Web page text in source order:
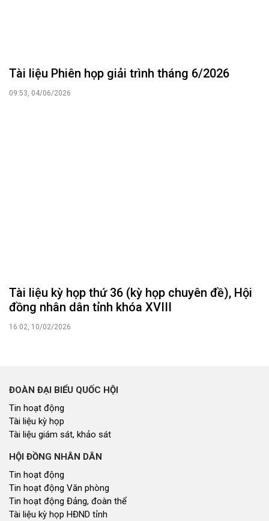
Tài liệu Phiên họp giải trình tháng 6/2026
09:53, 04/06/2026
Tài liệu kỳ họp thứ 36 (kỳ họp chuyên đề), Hội
đồng nhân dân tỉnh khóa XVIII
16:02, 10/02/2026
ĐOÀN ĐẠI BIỂU QUỐC HỘI
Tin hoạt động
Tài liệu kỳ họp
Tài liệu giám sát, khảo sát
HỘI ĐỒNG NHÂN DÂN
Tin hoạt động
Tin hoạt động Văn phòng
Tin hoạt động Đảng, đoàn thể
Tài liệu kỳ họp HĐND tỉnh